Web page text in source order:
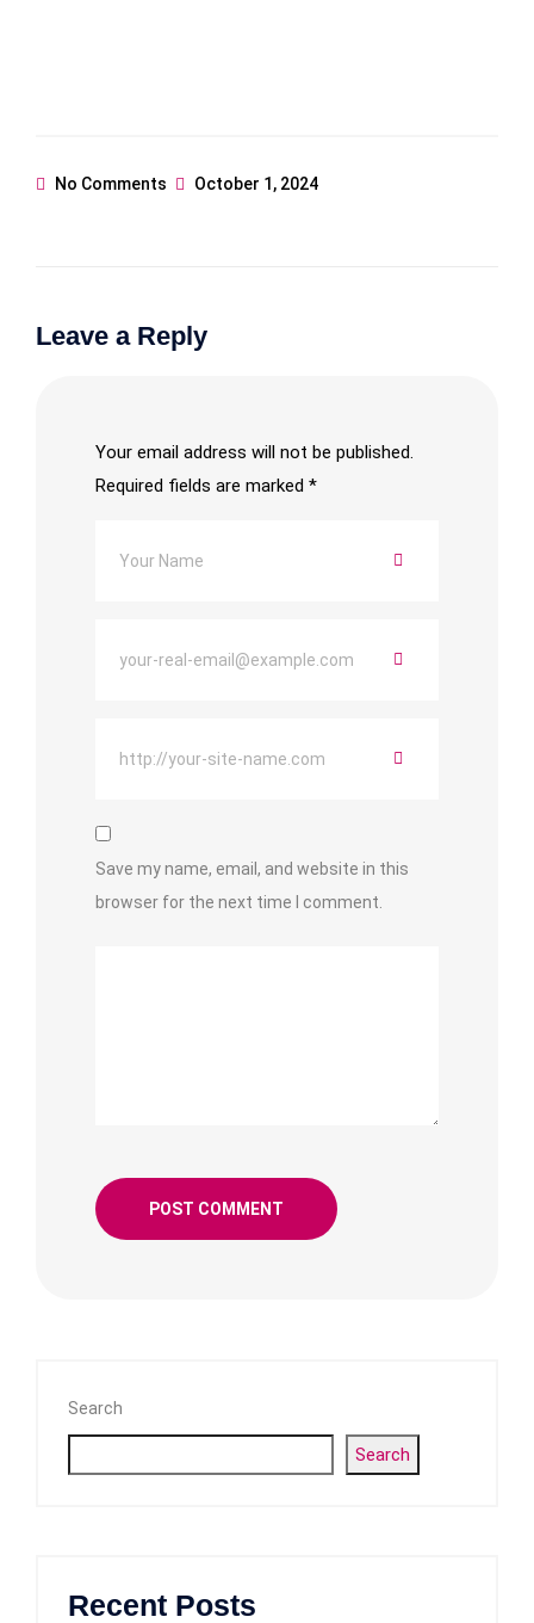
No Comments October 1, 2024
Leave a Reply
Your email address will not be published.
Required fields are marked *
Save my name, email, and website in this
browser for the next time I comment.
Search
Search
Recent Posts